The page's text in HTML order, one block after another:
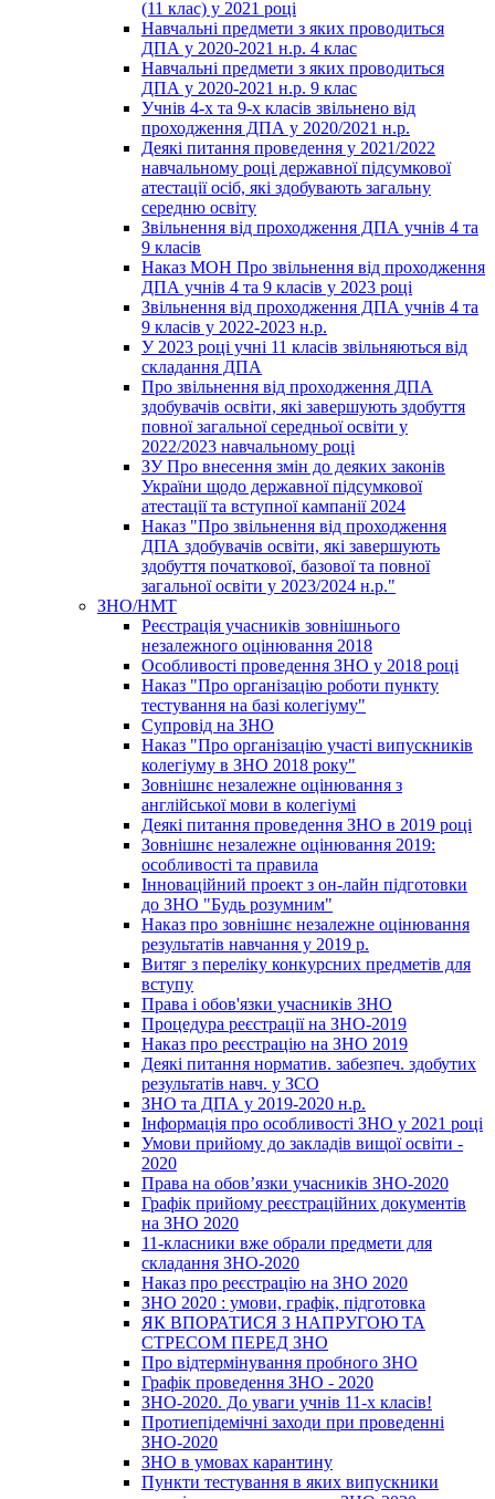
(11 клас) у 2021 році
Навчальні предмети з яких проводиться
ДПА у 2020-2021 н.р. 4 клас
Навчальні предмети з яких проводиться
ДПА у 2020-2021 н.р. 9 клас
Учнів 4-х та 9-х класів звільнено від
проходження ДПА у 2020/2021 н.р.
Деякі питання проведення у 2021/2022
навчальному році державної підсумкової
атестації осіб, які здобувають загальну
середню освіту
Звільнення від проходження ДПА учнів 4 та
9 класів
Наказ МОН Про звільнення від проходження
ДПА учнів 4 та 9 класів у 2023 році
Звільнення від проходження ДПА учнів 4 та
9 класів у 2022-2023 н.р.
У 2023 році учні 11 класів звільняються від
складання ДПА
Про звільнення від проходження ДПА
здобувачів освіти, які завершують здобуття
повної загальної середньої освіти у
2022/2023 навчальному році
ЗУ Про внесення змін до деяких законів
України щодо державної підсумкової
атестації та вступної кампанії 2024
Наказ "Про звільнення від проходження
ДПА здобувачів освіти, які завершують
здобуття початкової, базової та повної
загальної освіти у 2023/2024 н.р."
ЗНО/НМТ
Реєстрація учасників зовнішнього
незалежного оцінювання 2018
Особливості проведення ЗНО у 2018 році
Наказ "Про організацію роботи пункту
тестування на базі колегіуму"
Супровід на ЗНО
Наказ "Про організацію участі випускників
колегіуму в ЗНО 2018 року"
Зовнішнє незалежне оцінювання з
англійської мови в колегіумі
Деякі питання проведення ЗНО в 2019 році
Зовнішнє незалежне оцінювання 2019:
особливості та правила
Інноваційний проект з он-лайн підготовки
до ЗНО "Будь розумним"
Наказ про зовнішнє незалежне оцінювання
результатів навчання у 2019 р.
Витяг з переліку конкурсних предметів для
вступу
Права і обов'язки учасників ЗНО
Процедура реєстрації на ЗНО-2019
Наказ про реєстрацію на ЗНО 2019
Деякі питання норматив. забезпеч. здобутих
результатів навч. у ЗСО
ЗНО та ДПА у 2019-2020 н.р.
Інформація про особливості ЗНО у 2021 році
Умови прийому до закладів вищої освіти -
2020
Права на обов’язки учасників ЗНО-2020
Графік прийому реєстраційних документів
на ЗНО 2020
11-класники вже обрали предмети для
складання ЗНО-2020
Наказ про реєстрацію на ЗНО 2020
ЗНО 2020 : умови, графік, підготовка
ЯК ВПОРАТИСЯ З НАПРУГОЮ ТА
СТРЕСОМ ПЕРЕД ЗНО
Про відтермінування пробного ЗНО
Графік проведення ЗНО - 2020
ЗНО-2020. До уваги учнів 11-х класів!
Протиепідемічні заходи при проведенні
ЗНО-2020
ЗНО в умовах карантину
Пункти тестування в яких випускники